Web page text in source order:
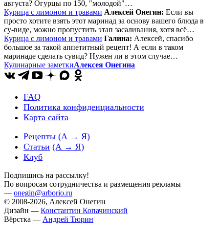
августа? Огурцы по 150, "молодой"…
Курица с лимоном и травами Алексей Онегин: Если вы
просто хотите взять этот маринад за основу вашего блюда в
су-виде, можно пропустить этап засаливания, хотя всё…
Курица с лимоном и травами Галина: Алексей, спасибо
большое за такой аппетитный рецепт! А если в таком
маринаде сделать сувид? Нужен ли в этом случае…
Кулинарные заметкиАлексея Онегина
FAQ
Политика конфиденциальности
Карта сайта
Рецепты (А → Я)
Статьи (А → Я)
Клуб
Подпишись на рассылку!
По вопросам сотрудничества и размещения рекламы
— onegin@arborio.ru
© 2008-2026, Алексей Онегин
Дизайн — Константин Копачинский
Вёрстка — Андрей Тюрин